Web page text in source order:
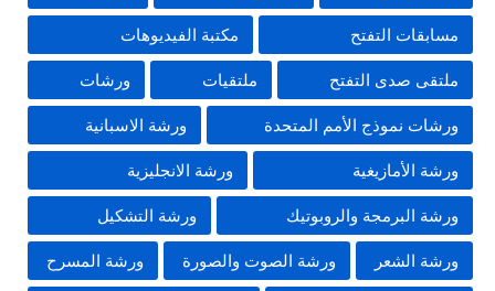
مسابقات التفتح مكتبة الفيديوهات
ملتقى صدى التفتح ملتقيات ورشات
ورشات نموذج الأمم المتحدة ورشة الاسبانية
ورشة الأمازيغية ورشة الانجليزية
ورشة البرمجة والروبوتيك ورشة التشكيل
ورشة الشعر ورشة الصوت والصورة ورشة المسرح